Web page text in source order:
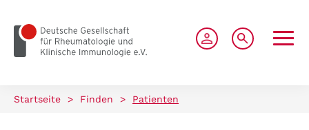
Startseite > Finden > Patienten